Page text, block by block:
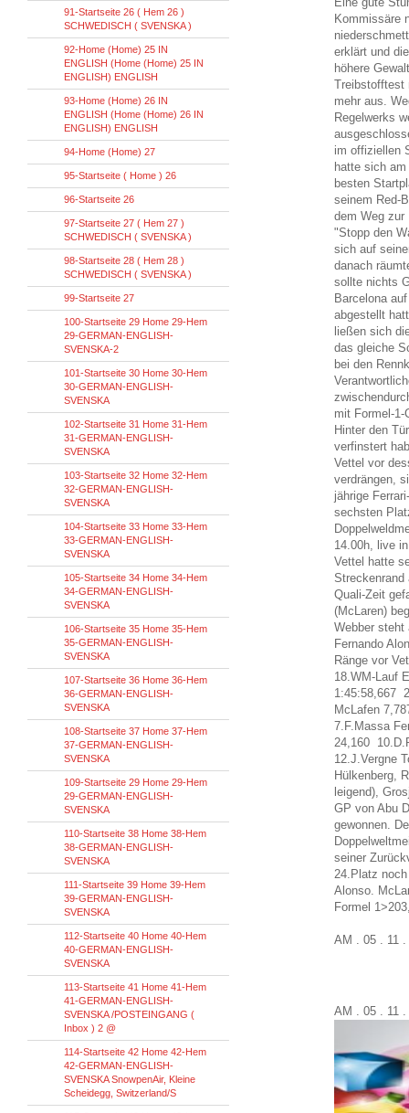
Kommissäre
erklärt und
höhere
Treibstofftest
mehr aus.
Regelwerks
im offiziellen
hatte sich
besten
seinem Red-
dem Weg zur
"Stopp den
sich auf
danach
sollte nichts
Barcelona
abgestellt
ließen sich
das gleiche
bei den
mit Formel-
Hinter den
verfinstert
Vettel vor
verdrängen,
jährige
sechsten
14.00h, live
Vettel hatte
Streckenrand
Quali-Zeit
(McLaren)
Webber
Fernando
Ränge vor
18.WM-Lauf
1:45:58,667
McLafen
7.F.Massa
24,160
12.J.Vergne
Hülkenberg,
leigend),
GP von Abu
gewonnen.
seiner
24.Platz
Alonso.
Formel
AM . 05 . 11 .
AM . 05 . 11 .
91-Startseite 26 ( Hem 26 )
SCHWEDISCH ( SVENSKA )
92-Home (Home) 25 IN
ENGLISH (Home (Home) 25 IN
ENGLISH) ENGLISH
93-Home (Home) 26 IN
ENGLISH (Home (Home) 26 IN
ENGLISH) ENGLISH
94-Home (Home) 27
95-Startseite ( Home ) 26
96-Startseite 26
97-Startseite 27 ( Hem 27 )
SCHWEDISCH ( SVENSKA )
98-Startseite 28 ( Hem 28 )
SCHWEDISCH ( SVENSKA )
99-Startseite 27
100-Startseite 29 Home 29-Hem
29-GERMAN-ENGLISH-
SVENSKA-2
101-Startseite 30 Home 30-Hem
30-GERMAN-ENGLISH-
SVENSKA
102-Startseite 31 Home 31-Hem
31-GERMAN-ENGLISH-
SVENSKA
103-Startseite 32 Home 32-Hem
32-GERMAN-ENGLISH-
SVENSKA
104-Startseite 33 Home 33-Hem
33-GERMAN-ENGLISH-
SVENSKA
105-Startseite 34 Home 34-Hem
34-GERMAN-ENGLISH-
SVENSKA
106-Startseite 35 Home 35-Hem
35-GERMAN-ENGLISH-
SVENSKA
107-Startseite 36 Home 36-Hem
36-GERMAN-ENGLISH-
SVENSKA
108-Startseite 37 Home 37-Hem
37-GERMAN-ENGLISH-
SVENSKA
109-Startseite 29 Home 29-Hem
29-GERMAN-ENGLISH-
SVENSKA
110-Startseite 38 Home 38-Hem
38-GERMAN-ENGLISH-
SVENSKA
111-Startseite 39 Home 39-Hem
39-GERMAN-ENGLISH-
SVENSKA
112-Startseite 40 Home 40-Hem
40-GERMAN-ENGLISH-
SVENSKA
113-Startseite 41 Home 41-Hem
41-GERMAN-ENGLISH-
SVENSKA /POSTEINGANG (
Inbox ) 2 @
114-Startseite 42 Home 42-Hem
42-GERMAN-ENGLISH-
SVENSKA SnowpenAir, Kleine
Scheidegg, Switzerland/S